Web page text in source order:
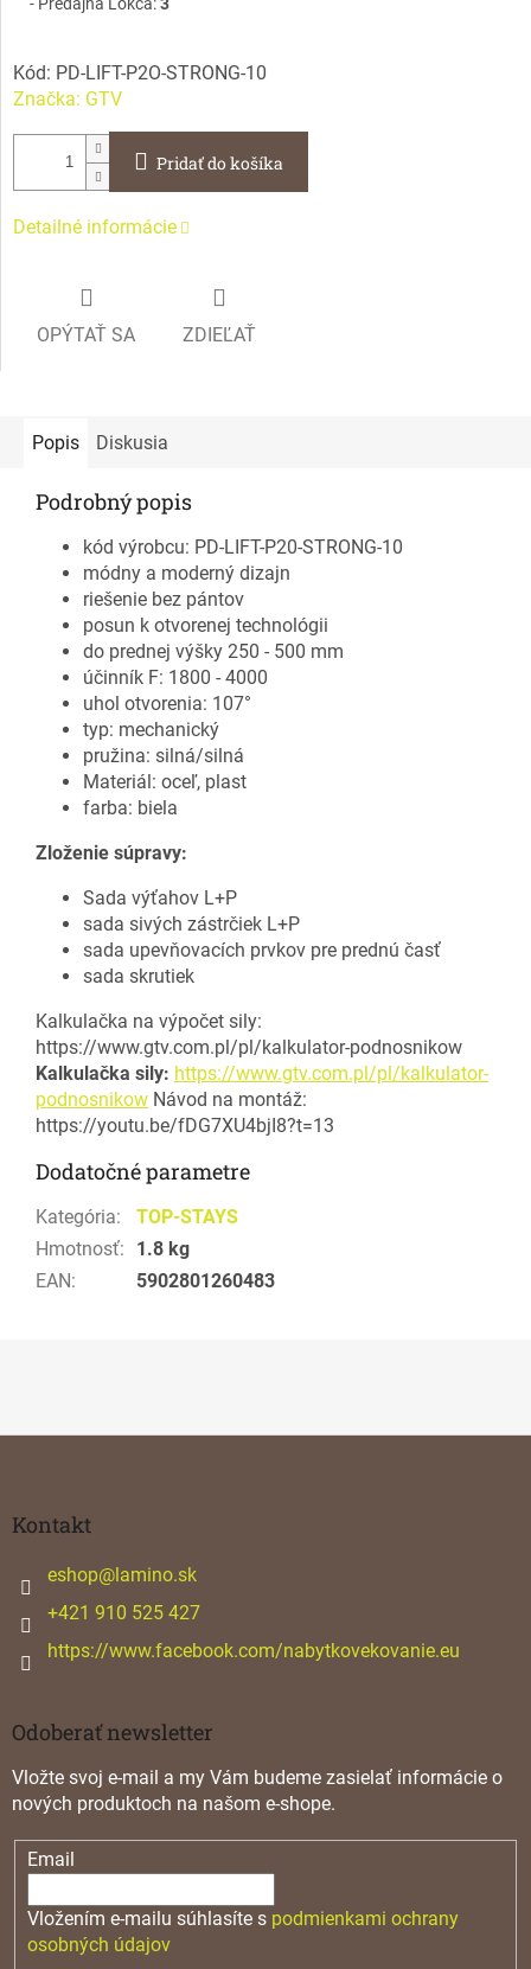
Kód: PD-LIFT-P2O-STRONG-10
Značka: GTV
Pridať do košíka
Detailné informácie
OPÝTAŤ SA ZDIEĽAŤ
Popis Diskusia
Podrobný popis
kód výrobcu: PD-LIFT-P20-STRONG-10
módny a moderný dizajn
riešenie bez pántov
posun k otvorenej technológii
do prednej výšky 250 - 500 mm
účinník F: 1800 - 4000
uhol otvorenia: 107°
typ: mechanický
pružina: silná/silná
Materiál: oceľ, plast
farba: biela
Zloženie súpravy:
Sada výťahov L+P
sada sivých zástrčiek L+P
sada upevňovacích prvkov pre prednú časť
sada skrutiek
Kalkulačka na výpočet sily:
https://www.gtv.com.pl/pl/kalkulator-podnosnikow
Kalkulačka sily: https://www.gtv.com.pl/pl/kalkulator-
podnosnikow Návod na montáž:
https://youtu.be/fDG7XU4bjI8?t=13
Dodatočné parametre
Kategória:
TOP-STAYS
Hmotnosť:
1.8 kg
EAN: 5902801260483
Kontakt
eshop@lamino.sk
+421 910 525 427
https://www.facebook.com/nabytkovekovanie.eu
Odoberať newsletter
Vložte svoj e-mail a my Vám budeme zasielať informácie o
nových produktoch na našom e-shope.
Email
Vložením e-mailu súhlasíte s podmienkami ochrany
osobných údajov